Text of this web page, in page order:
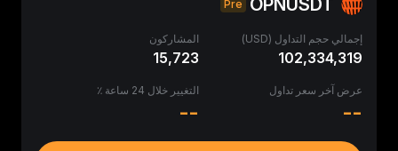
Pre
إجمالي حجم التداول (USD)
102,334,319
المشاركون
15,723
عرض آخر سعر تداول
--
التغيير خلال 24 ساعة ٪
--